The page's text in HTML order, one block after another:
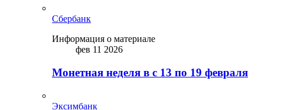
Сбербанк
Информация о материале
фев 11 2026
Монетная неделя в с 13 по 19 февраля
Эксимбанк